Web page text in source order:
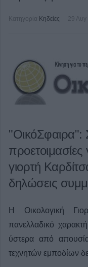
Κατηγορία Κηδείες 29 Αυγ
προετοιμασίες
γιορτή
δηλώσεις
Η Οικολογική
πανελλαδικό
ύστερα από
τεχνητών εμποδίων